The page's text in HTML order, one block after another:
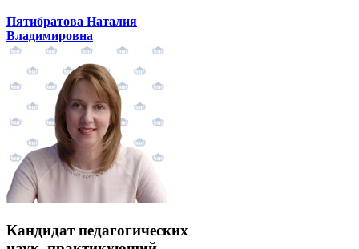
Пятибратова Наталия
Владимировна
Кандидат педагогических